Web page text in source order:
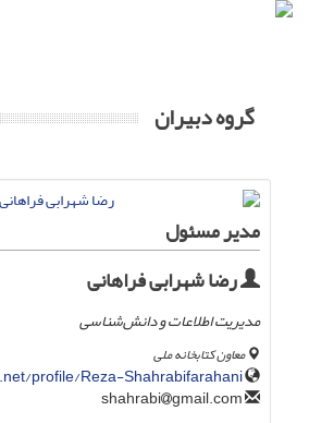
گروه دبیران
مدیر مسئول
رضا شهرابی فراهانی
مدیریت اطلاعات و دانش‌شناسی
معاون کتابخانه ملی
profile/Reza-Shahrabifarahani
gmail.com